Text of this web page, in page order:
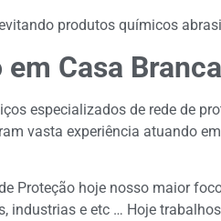
produtos químicos
Casa
especializados de rede de
vasta experiência atuando
Proteção hoje nosso maior
e etc … Hoje